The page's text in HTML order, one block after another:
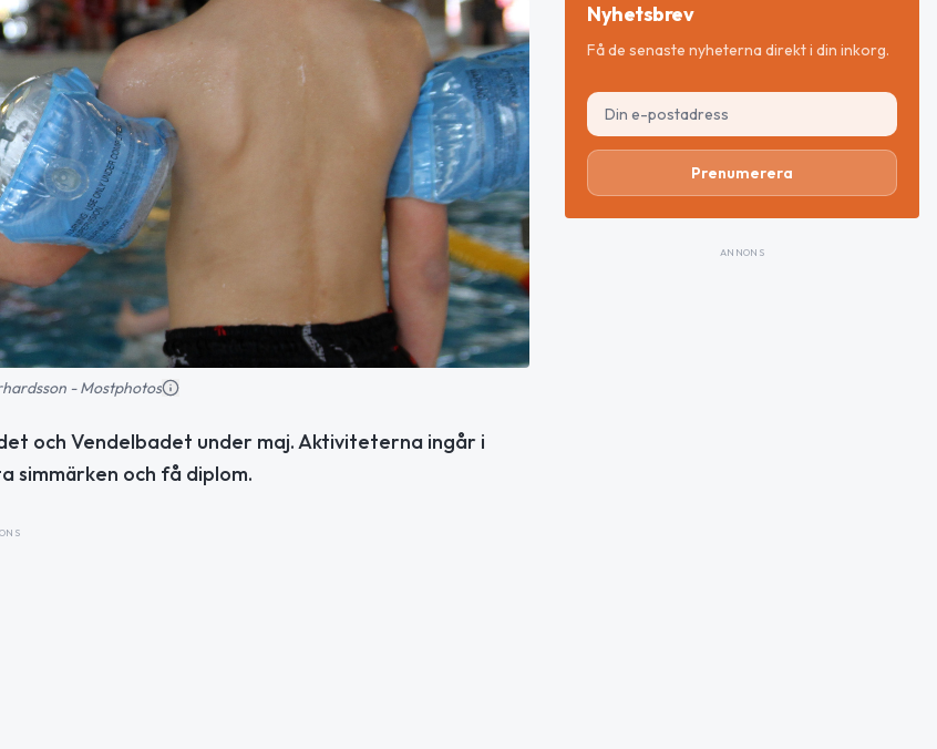
- Mostphotos
och Vendelbadet under maj. Aktiviteterna ingår i
simmärken och få diplom.
Nyhetsbrev
Få de senaste nyheterna direkt i din inkorg.
Prenumerera
ANNONS